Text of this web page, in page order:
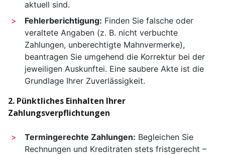
aktuell sind.
Fehlerberichtigung: Finden Sie falsche oder
veraltete Angaben (z. B. nicht verbuchte
Zahlungen, unberechtigte Mahnvermerke),
beantragen Sie umgehend die Korrektur bei der
jeweiligen Auskunftei. Eine saubere Akte ist die
Grundlage Ihrer Zuverlässigkeit.
2. Pünktliches Einhalten Ihrer
Zahlungsverpflichtungen
Termingerechte Zahlungen: Begleichen Sie
Rechnungen und Kreditraten stets fristgerecht –